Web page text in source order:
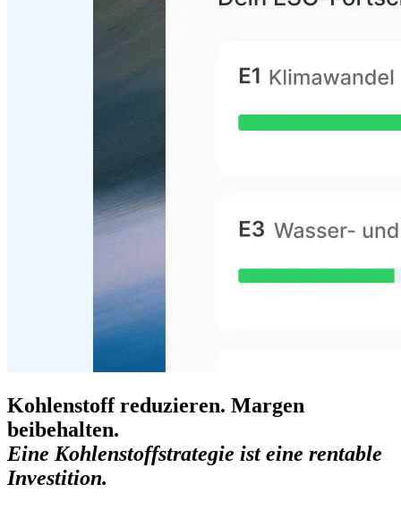
Kohlenstoff reduzieren. Margen
beibehalten.
Eine Kohlenstoffstrategie ist eine rentable
Investition.